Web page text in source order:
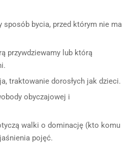
sposób bycia, przed którym nie ma
przywdziewamy lub którą
traktowanie dorosłych jak dzieci.
obyczajowej i
walki o dominację (kto komu
pojęć.